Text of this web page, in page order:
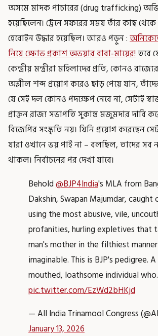
অসমে মাদক পাচারের (drug trafficking)
হয়েছিলেন। ট্রেনে সফরের সময় তাঁর কাছ থেকে
হেরোইন উদ্ধার হয়েছিল। আরও পড়ুন :
নিয়ে ক্ষোভ প্রকাশ অভয়ার বাবা-মায়ের!তবে
কেন্দ্রীয় মন্ত্রীরা মহিলাদের প্রতি, কোনও
অশ্লীল শব্দ প্রয়োগ করেও ছাড় পেয়ে যান,
যে সেই দল কোনও পদক্ষেপ নেবে না, সেটাই
প্রাক্তন রাজ্য সভাপতি সুকান্ত মজুমদার দাবি
বিজেপির সংস্কৃতি নয়। যিনি প্রয়োগ করেছেন
যারা ওখানে ভয় পাই না – বলছিল, তাদের
থাকল। নির্বাচনের পর দেখা যাবে।
Behold@BJP4India's MLA from
Dakshin, Swapan Majumdar, caught
using the most abusive, vile,
profanities, hurling expletives that
man's mother in the filthiest manner
imaginable. This is BJP's pedigree.
mouthed, loathsome individual
pic.twitter.com/EzWd2bHKjd
— All India Trinamool Congress
January 13, 2026